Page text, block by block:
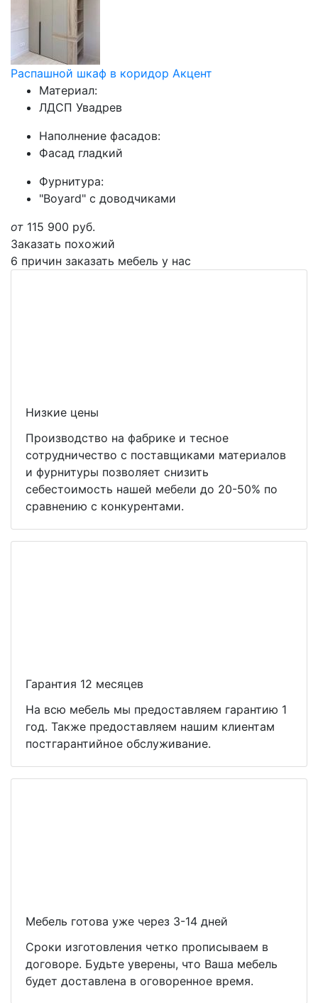
Распашной шкаф в коридор Акцент
Материал:
ЛДСП Увадрев
Наполнение фасадов:
Фасад гладкий
Фурнитура:
"Boyard" с доводчиками
от 115 900 руб.
Заказать похожий
6 причин заказать мебель у нас
Низкие цены
Производство на фабрике и тесное
сотрудничество с поставщиками материалов
и фурнитуры позволяет снизить
себестоимость нашей мебели до 20-50% по
сравнению с конкурентами.
Гарантия 12 месяцев
На всю мебель мы предоставляем гарантию 1
год. Также предоставляем нашим клиентам
постгарантийное обслуживание.
Мебель готова уже через 3-14 дней
Сроки изготовления четко прописываем в
договоре. Будьте уверены, что Ваша мебель
будет доставлена в оговоренное время.